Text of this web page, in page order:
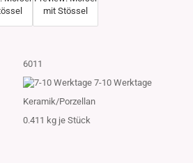
6011
7-10 Werktage
Keramik/Porzellan
0.411 kg je Stück